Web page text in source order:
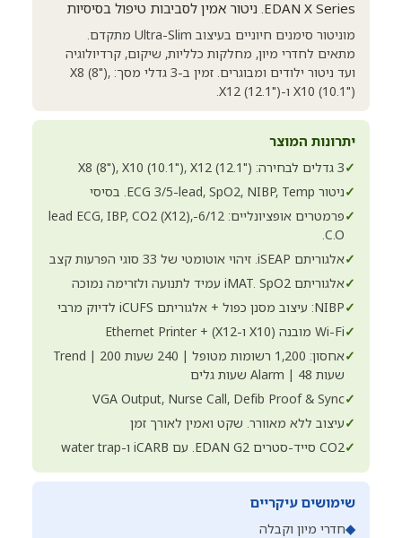
EDAN X Series. ניטור אמין לסביבות טיפול בסיסיות
מוניטור סימנים חיוניים בעיצוב Ultra-Slim מתקדם.
מתאים לחדרי מיון, מחלקות כלליות, שיקום, קרדיולוגיה
ועד ניטור ילודים ומבוגרים. זמין ב-3 גדלי מסך: X8 (8"),
X10 (10.1") ו-X12 (12.1").
יתרונות המוצר
✓3 גדלים לבחירה: X8 (8"), X10 (10.1"), X12 (12.1")
✓ניטור ECG 3/5-lead, SpO2, NIBP, Temp. בסיסי
✓
פרמטרים אופציונליים: 6/12-lead ECG, IBP, CO2 (X12),
C.O.
✓אלגוריתם iSEAP. זיהוי אוטומטי של 33 סוגי הפרעות קצב
✓אלגוריתם iMAT. SpO2 עמיד לתנועה ולזרימה נמוכה
✓NIBP: עיצוב מסנן כפול + אלגוריתם iCUFS לדיוק מרבי
✓Wi-Fi מובנה (X10 ו-X12) + Ethernet Printer
✓
אחסון: 1,200 רשומות מטופל | 240 שעות Trend | 200
שעות Alarm | 48 שעות גלים
✓
VGA Output, Nurse Call, Defib Proof & Sync
✓עיצוב ללא מאוורר. שקט ואמין לאורך זמן
✓CO2 סייד-סטרים EDAN G2. עם iCARB ו-water trap
שימושים עיקריים
◆חדרי מיון וקבלה